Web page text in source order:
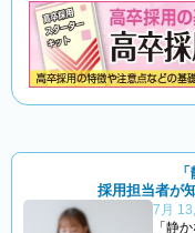
採用担当者が
7月
「静